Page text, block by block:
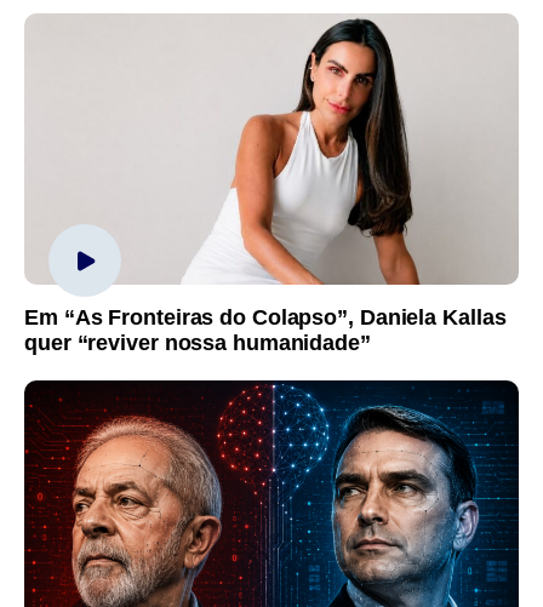
Em “As Fronteiras do Colapso”, Daniela Kallas
quer “reviver nossa humanidade”